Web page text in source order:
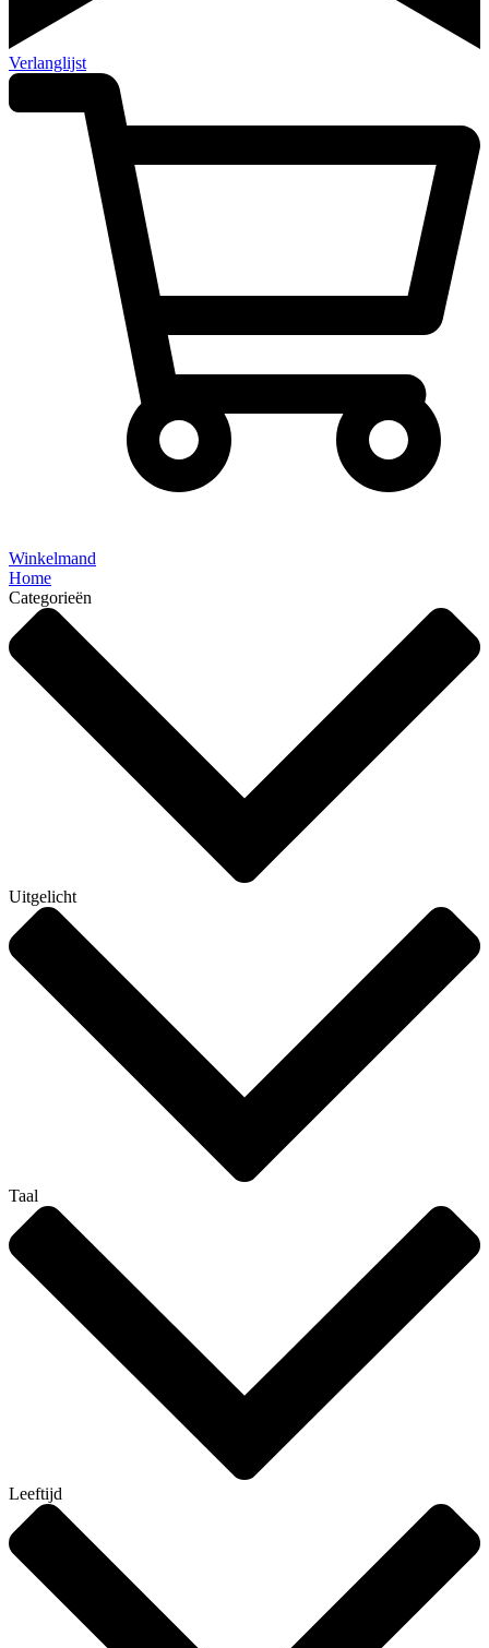
Verlanglijst
Winkelmand
Home
Categorieën
Uitgelicht
Taal
Leeftijd